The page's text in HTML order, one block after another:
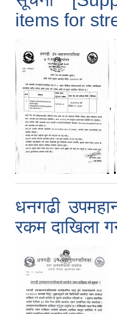
items for
,
धनगढी
रकम दाखिला